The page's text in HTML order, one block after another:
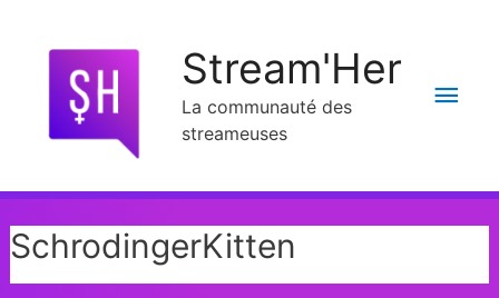
Stream'Her
La communauté des
streameuses
SchrodingerKitten